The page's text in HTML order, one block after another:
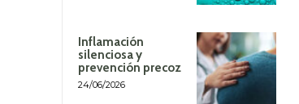
Inflamación
silenciosa y
prevención precoz
24/06/2026